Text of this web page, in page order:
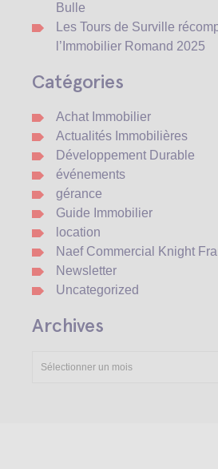
Bulle
Les Tours de Surville
l’Immobilier Romand 2025
Catégories
Achat Immobilier
Actualités Immobilières
Développement Durable
événements
gérance
Guide Immobilier
location
Naef Commercial Knight
Newsletter
Uncategorized
Archives
Sélectionner un mois